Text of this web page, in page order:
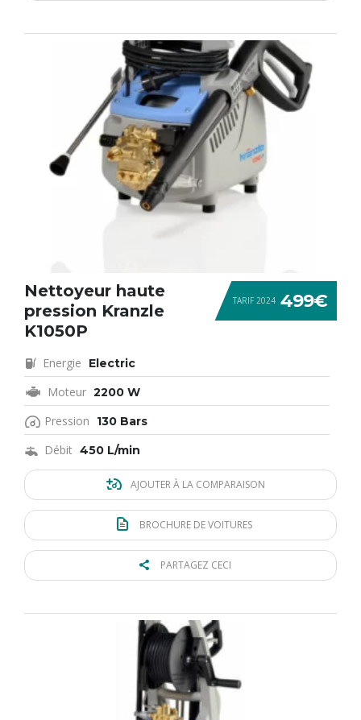
TARIF 2024 499€
Nettoyeur haute
pression Kranzle
K1050P
Energie Electric
Moteur 2200 W
Pression 130 Bars
Débit 450 L/min
AJOUTER À LA COMPARAISON
BROCHURE DE VOITURES
PARTAGEZ CECI